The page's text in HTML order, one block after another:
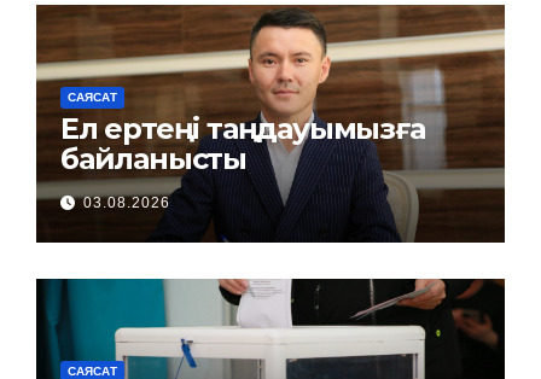
САЯСАТ
Ел ертеңі таңдауымызға
байланысты
03.08.2026
САЯСАТ